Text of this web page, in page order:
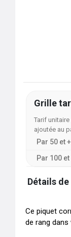
Grille
Tarif
ajoutée au
Par 50 et +
Par 100 et
Détails
Ce piquet
de rang